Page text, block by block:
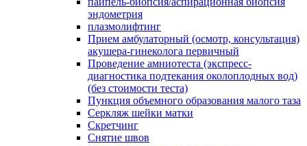
эндометрия
плазмолифтинг
Прием амбулаторный (осмотр, консультация)
акушера-гинеколога первичный
Проведение амниотеста (экспресс-
диагностика подтекания околоплодных вод)
(без стоимости теста)
Пункция объемного образования малого таза
Серкляж шейки матки
Скретчинг
Снятие швов